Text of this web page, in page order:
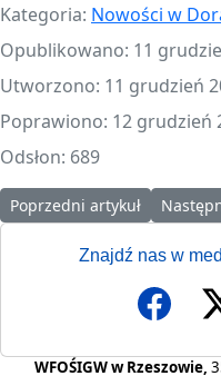
Kategoria: Nowości w
Opublikowano: 11
Utworzono: 11 grudzień
Poprawiono: 12 grudzień
Odsłon: 689
Poprzedni artykuł: Umowa
Poprzedni artykuł
Znajdź nas w
WFOŚIGW w Rzeszowie,